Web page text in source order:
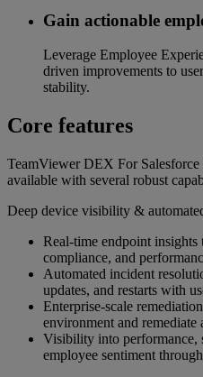
Gain actionable
Leverage Employee
driven improvements to
stability.
Core features
TeamViewer DEX For
available with several robust
Deep device visibility &
Real‑time endpoint
compliance, and
Automated incident
updates, and restarts with
Enterprise‑scale
environment and remediate
Visibility into performance,
employee sentiment